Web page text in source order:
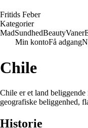
Fritids Feber
Kategorier
MadSundhedBeautyVaner
Min kontoFå adgang
Chile
Chile er et land
geografiske beliggenhed,
Historie